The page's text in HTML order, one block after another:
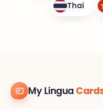
Thai
My Lingua